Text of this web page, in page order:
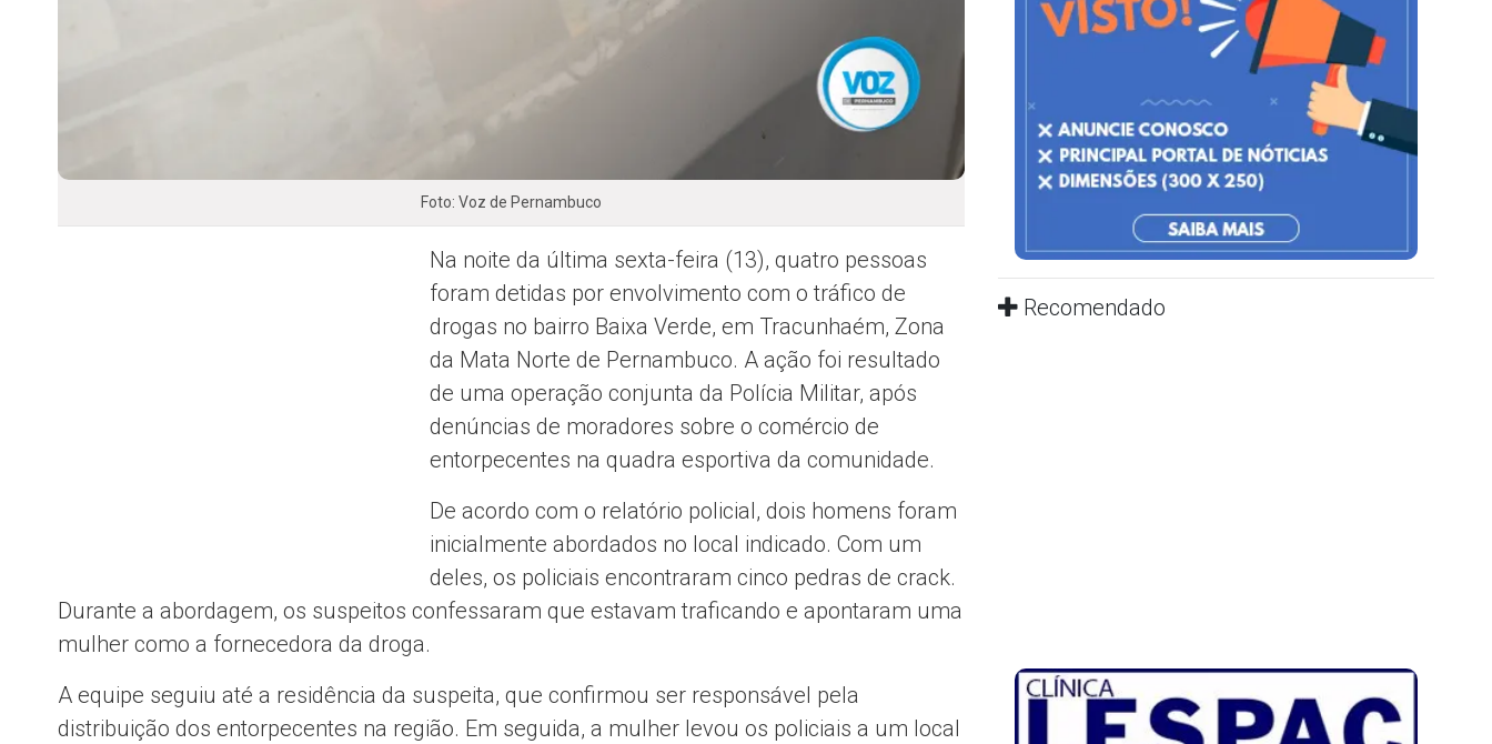
Foto: Voz de Pernambuco
Na noite da última sexta-feira (13), quatro pessoas
foram detidas por envolvimento com o tráfico de
drogas no bairro Baixa Verde, em Tracunhaém, Zona
da Mata Norte de Pernambuco. A ação foi resultado
de uma operação conjunta da Polícia Militar, após
denúncias de moradores sobre o comércio de
entorpecentes na quadra esportiva da comunidade.
De acordo com o relatório policial, dois homens foram
inicialmente abordados no local indicado. Com um
deles, os policiais encontraram cinco pedras de crack.
Durante a abordagem, os suspeitos confessaram que estavam traficando e apontaram uma
mulher como a fornecedora da droga.
A equipe seguiu até a residência da suspeita, que confirmou ser responsável pela
distribuição dos entorpecentes na região. Em seguida, a mulher levou os policiais a um local
Recomendado